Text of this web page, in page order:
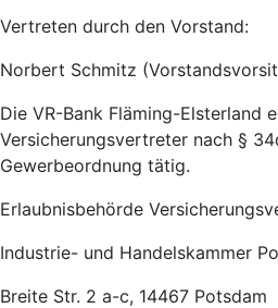
Vertreten durch den Vorstand:
Norbert Schmitz
Die VR-Bank Fläming-Elsterland
Versicherungsvertreter nach §
Gewerbeordnung tätig.
Erlaubnisbehörde
In­dus­trie- und Han­dels­kam­mer
Breite Str. 2 a-c, 14467 Potsdam